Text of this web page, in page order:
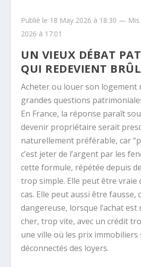
Publié le 18 May 2026 à 18:30 —
2026 à 17:01
UN VIEUX DÉBAT
QUI REDEVIENT
Acheter ou louer son logement
grandes questions
En France, la réponse paraît
devenir propriétaire serait
naturellement préférable, car
c’est jeter de l’argent par les
cette formule, répétée depuis
trop simple. Elle peut être vraie
cas. Elle peut aussi être fausse,
dangereuse, lorsque l’achat
cher, trop vite, avec un crédit
une ville où les prix immobiliers
déconnectés des loyers.